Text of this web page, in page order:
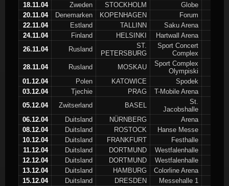
18.11.04
Zweden STOCKHOLM
Globe
20.11.04
Denemarken KOPENHAGEN
Forum
22.11.04
Estland TALLINN
Saku Arena
24.11.04
Finland HELSINKI
Hartwall Arena
26.11.04
Rusland
ST.
PETERSBURG
Sport Concert
Complex
28.11.04
Rusland MOSKAU
Sport Complex
Olympiski
01.12.04
Polen KATOWICE
Spodek
03.12.04
Tjechie PRAG
T-Mobile Arena
05.12.04
Zwitserland BASEL
St.
Jacobshalle
06.12.04
Duitsland NÜRNBERG
Arena
08.12.04
Duitsland ROSTOCK
Hanse Messe
10.12.04
Duitsland FRANKFURT
Festhalle
11.12.04
Duitsland DORTMUND
Westfalenhalle
12.12.04
Duitsland DORTMUND
Westfalenhalle
13.12.04
Duitsland HAMBURG
Colorline Arena
15.12.04
Duitsland DRESDEN
Messehalle 1